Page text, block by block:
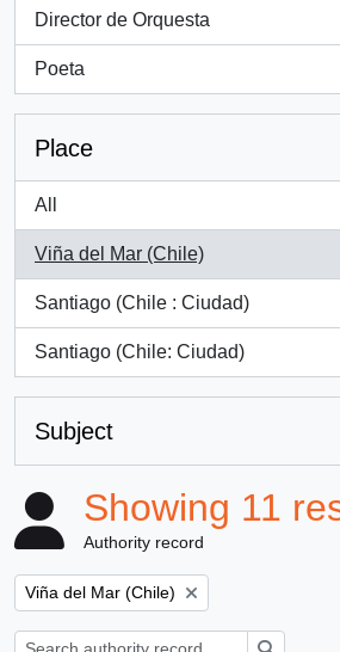
Director de Orquesta
, 1 results
Poeta
, 1 results
Place
All
Viña del Mar (Chile)
, 11 results
Santiago (Chile : Ciudad)
, 2 results
Santiago (Chile: Ciudad)
, 2 results
Subject
Showing 11
Authority record
Remove filter:
Viña del Mar (Chile)